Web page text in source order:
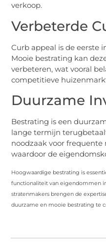
verkoop.
Verbeterde
Curb appeal is de eerste
Mooie bestrating kan
verbeteren, wat vooral
competitieve
Duurzame
Bestrating is een
lange termijn
noodzaak voor frequente
waardoor de
Hoogwaardige bestrating is
functionaliteit van eigendommen
stratenmakers brengen de
duurzame en mooie bestrating te